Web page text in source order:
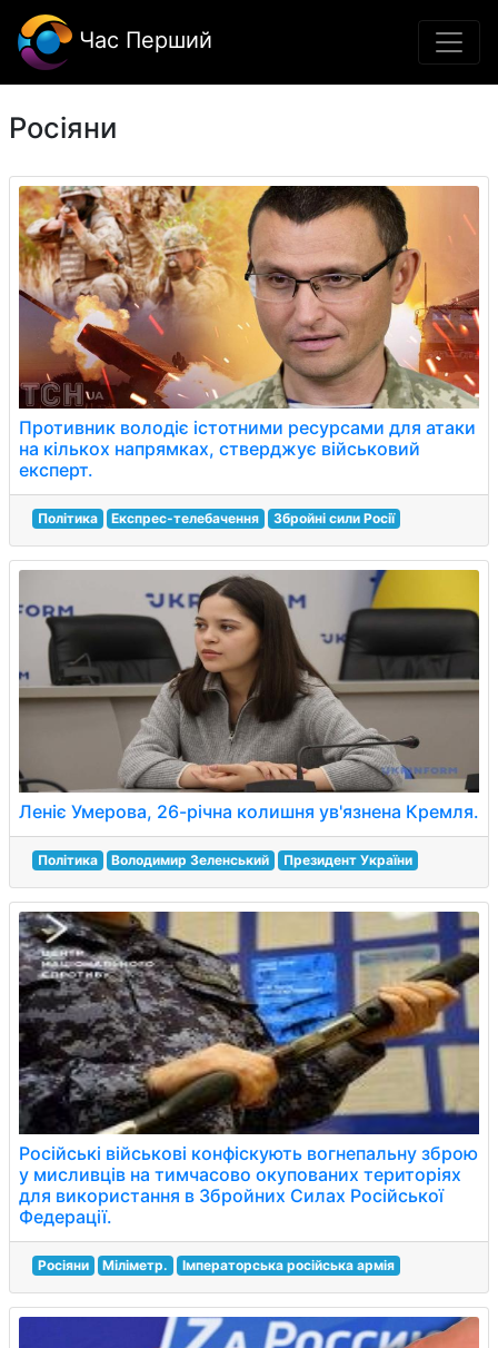
Час Перший
Росіяни
Противник володіє істотними ресурсами для атаки
на кількох напрямках, стверджує військовий
експерт.
Політика Експрес-телебачення Збройні сили Росії
Леніє Умерова, 26-річна колишня ув'язнена Кремля.
Політика Володимир Зеленський Президент України
Російські військові конфіскують вогнепальну зброю
у мисливців на тимчасово окупованих територіях
для використання в Збройних Силах Російської
Федерації.
Росіяни Міліметр. Імператорська російська армія